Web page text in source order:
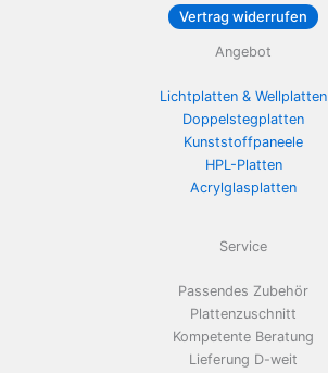
Vertrag widerrufen
Angebot
Lichtplatten & Wellplatten
Doppelstegplatten
Kunststoffpaneele
HPL-Platten
Acrylglasplatten
Service
Passendes Zubehör
Plattenzuschnitt
Kompetente Beratung
Lieferung D-weit